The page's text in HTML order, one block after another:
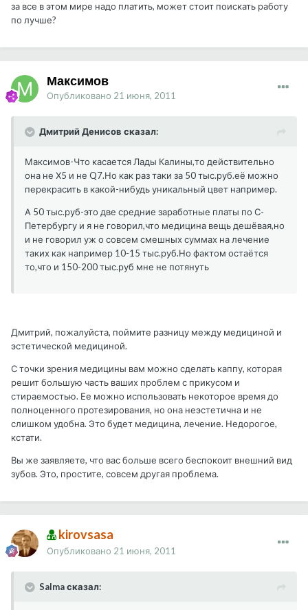
за все в этом мире надо платить, может стоит поискать работу
по лучше?
Максимов
Опубликовано 21 июня, 2011
Дмитрий Денисов сказал:
Максимов-Что касается Лады Калины,то действительно
она не Х5 и не Q7.Но как раз таки за 50 тыс.руб.её можно
перекрасить в какой-нибудь уникальный цвет например.
А 50 тыс.руб-это две средние заработные платы по С-
Петербургу и я не говорил,что медицина вещь дешёвая,но
и не говорил уж о совсем смешных суммах на лечение
таких как например 10-15 тыс.руб.Но фактом остаётся
то,что и 150-200 тыс.руб мне не потянуть
Дмитрий, пожалуйста, поймите разницу между медициной и
эстетической медициной.
С точки зрения медицины вам можно сделать каппу, которая
решит большую часть ваших проблем с прикусом и
стираемостью. Ее можно использовать некоторое время до
полноценного протезирования, но она неэстетична и не
слишком удобна. Это будет медицина, лечение. Недорогое,
кстати.
Вы же заявляете, что вас больше всего беспокоит внешний вид
зубов. Это, простите, совсем другая проблема.
kirovsasa
Опубликовано 21 июня, 2011
Salma сказал: